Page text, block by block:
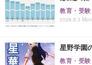
教育・受験
2026.8.3
星野学園
教育・受験